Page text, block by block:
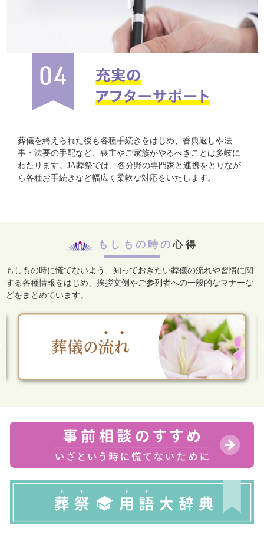
葬儀を終えられた後も各種手続きをはじめ、香典返しや法
事・法要の手配など、喪主やご家族がやるべきことは多岐に
わたります。JA葬祭では、各分野の専門家と連携をとりなが
ら各種お手続きなど幅広く柔軟な対応をいたします。
もしもの時の心得
もしもの時に慌てないよう、知っておきたい葬儀の流れや習慣に関
する各種情報をはじめ、 挨拶文例やご参列者への一般的なマナーな
どをまとめています。